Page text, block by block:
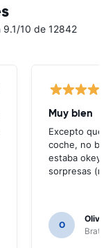
9.1/10 de 12842
Muy bien
Excepto
coche, no
estaba okey
sorpresas
O